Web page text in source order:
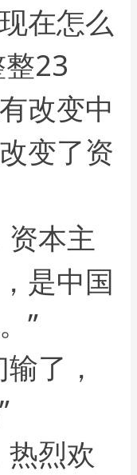
在怎么
23
改变中
变了资
资本主
是中国
”
了，
热烈欢